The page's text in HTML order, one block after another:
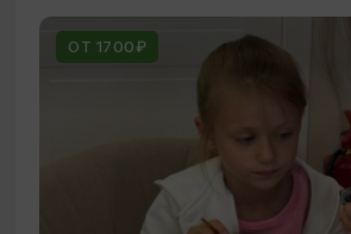
ОТ 1700₽